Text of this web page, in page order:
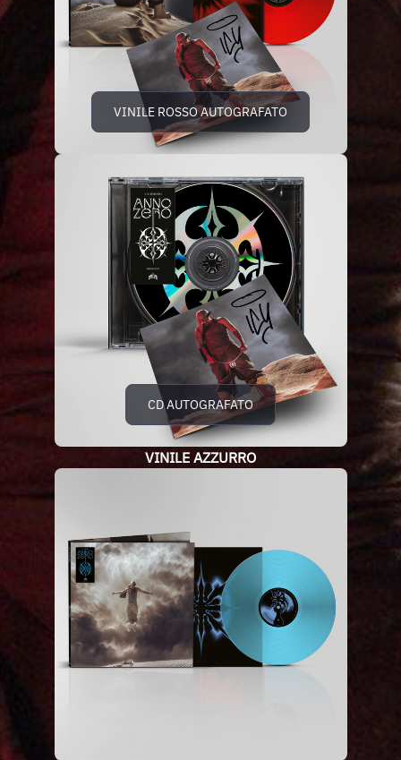
VINILE ROSSO AUTOGRAFATO
CD AUTOGRAFATO
VINILE AZZURRO